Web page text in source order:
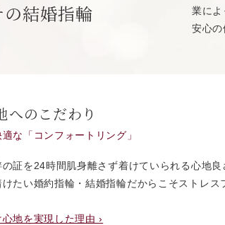
の結婚指輪
業に
安心の
へのこだわり
な「コンフォートリング」
証を24時間肌身離さず着けていられる心地良
たい婚約指輪・結婚指輪だからこそストレス
地を実現した理由 ›